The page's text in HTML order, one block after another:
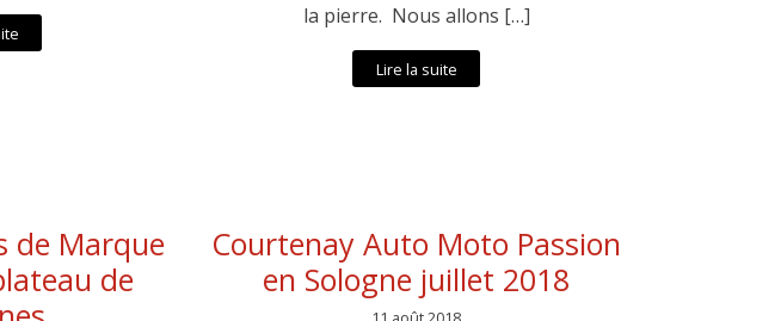
la pierre. Nous allons […]
Lire la suite
de Marque
de
Courtenay Auto Moto Passion
en Sologne juillet 2018